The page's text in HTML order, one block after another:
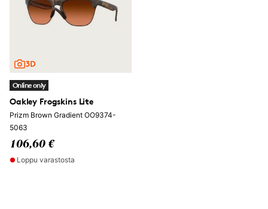
Online only
Oakley Frogskins Lite
Prizm Brown Gradient OO9374-
5063
106,60 €
Loppu varastosta